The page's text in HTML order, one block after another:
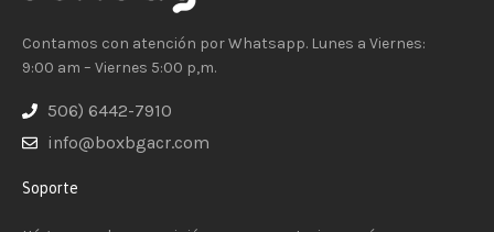
Contamos con atención por Whatsapp. Lunes a Viernes:
9:00 am – Viernes 5:00 p,m.
506) 6442-7910
info@boxbgacr.com
Soporte